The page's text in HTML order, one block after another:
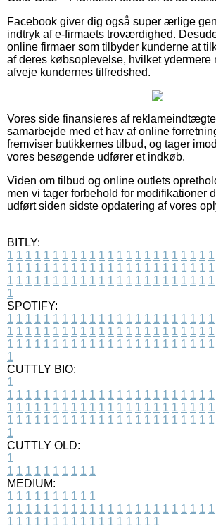
Facebook giver dig også super ærlige
indtryk af e-firmaets troværdighed.
online firmaer som tilbyder kunderne at
af deres købsoplevelse, hvilket ydermere
afveje kundernes tilfredshed.
Vores side finansieres af
samarbejde med et hav af online
fremviser butikkernes tilbud, og tager
vores besøgende udfører et indkøb.
Viden om tilbud og online outlets
men vi tager forbehold for modifikationer
udført siden sidste opdatering af vores
BITLY:
1 1 1 1 1 1 1 1 1 1 1 1 1 1 1 1 1 1 1 1 1 1 1
1 1 1 1 1 1 1 1 1 1 1 1 1 1 1 1 1 1 1 1 1 1 1
1 1 1 1 1 1 1 1 1 1 1 1 1 1 1 1 1 1 1 1 1 1 1
1
SPOTIFY:
1 1 1 1 1 1 1 1 1 1 1 1 1 1 1 1 1 1 1 1 1 1 1
1 1 1 1 1 1 1 1 1 1 1 1 1 1 1 1 1 1 1 1 1 1 1
1 1 1 1 1 1 1 1 1 1 1 1 1 1 1 1 1 1 1 1 1 1 1
1
CUTTLY BIO:
1
1 1 1 1 1 1 1 1 1 1 1 1 1 1 1 1 1 1 1 1 1 1 1
1 1 1 1 1 1 1 1 1 1 1 1 1 1 1 1 1 1 1 1 1 1 1
1 1 1 1 1 1 1 1 1 1 1 1 1 1 1 1 1 1 1 1 1 1 1
1
CUTTLY OLD:
1
1 1 1 1 1 1 1 1 1 1
MEDIUM:
1 1 1 1 1 1 1 1 1 1
1 1 1 1 1 1 1 1 1 1 1 1 1 1 1 1 1 1 1 1 1 1 1
1 1 1 1 1 1 1 1 1 1 1 1 1 1 1 1 1